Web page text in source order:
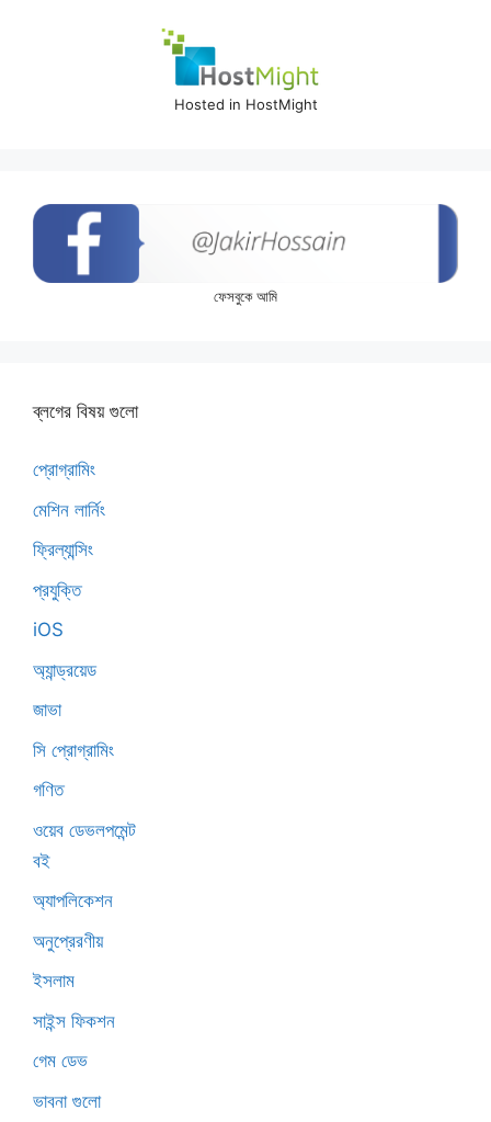
Hosted in HostMight
ফেসবুকে আমি
ব্লগের বিষয় গুলো
প্রোগ্রামিং
মেশিন লার্নিং
ফ্রিল্যান্সিং
প্রযুক্তি
iOS
অ্যান্ড্রয়েড
জাভা
সি প্রোগ্রামিং
গণিত
ওয়েব ডেভলপমেন্ট
বই
অ্যাপলিকেশন
অনুপ্রেরণীয়
ইসলাম
সাইন্স ফিকশন
গেম ডেভ
ভাবনা গুলো